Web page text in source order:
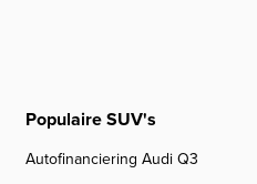
Populaire SUV's
Autofinanciering Audi Q3